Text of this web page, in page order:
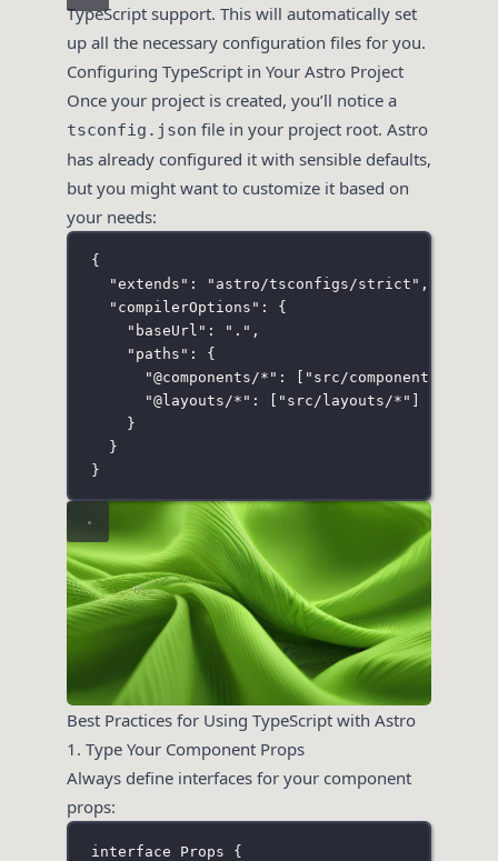
TypeScript support. This will automatically set
up all the necessary configuration files for you.
Configuring TypeScript in Your Astro Project
Once your project is created, you’ll notice a
tsconfig.json file in your project root. Astro
has already configured it with sensible defaults,
but you might want to customize it based on
your needs:
{
"extends " : " astro/tsconfigs/strict " ,
" compilerOptions " :
{
" baseUrl " : " . " ,
" paths " :
{
"@components/* " : " src/components/*
"@layouts/* " : " src/layouts/* "
}
}
}
Best Practices for Using TypeScript with Astro
1. Type Your Component Props
Always define interfaces for your component
props:
interface Props {